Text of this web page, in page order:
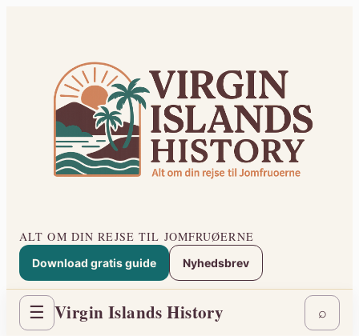
ALT OM DIN REJSE TIL JOMFRUØERNE
Download gratis guide Nyhedsbrev
☰ Virgin Islands History ⌕